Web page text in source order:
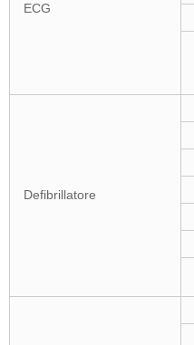
ECG
Defibrillatore